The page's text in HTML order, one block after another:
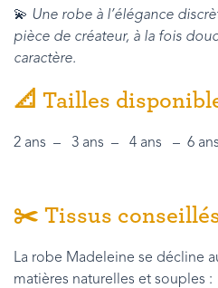
💫 Une robe à l’élégance
pièce de créateur, à la fois
caractère.
📐 Tailles
2 ans – 3 ans – 4 ans – 6
✂️ Tissus
La robe Madeleine se décline
matières naturelles et souples :